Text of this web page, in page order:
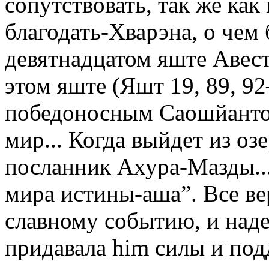
благодать-Хварэна, о чем
девятнадцатом яште
этом яште (Яшт 19, 89,
победоносным
мир... Когда выйдет из
посланник Ахура-
мира истины-аша”. Все
славному событию, и
придавала him силы и